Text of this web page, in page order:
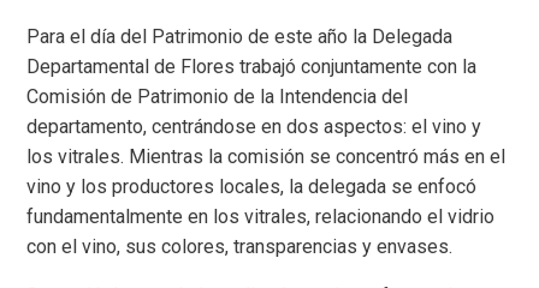
Para el día del Patrimonio de este año la Delegada
Departamental de Flores trabajó conjuntamente con la
Comisión de Patrimonio de la Intendencia del
departamento, centrándose en dos aspectos: el vino y
los vitrales. Mientras la comisión se concentró más en el
vino y los productores locales, la delegada se enfocó
fundamentalmente en los vitrales, relacionando el vidrio
con el vino, sus colores, transparencias y envases.